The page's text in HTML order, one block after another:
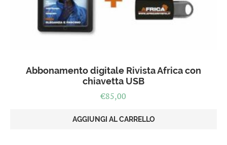
Abbonamento digitale Rivista Africa con
chiavetta USB
€85,00
AGGIUNGI AL CARRELLO